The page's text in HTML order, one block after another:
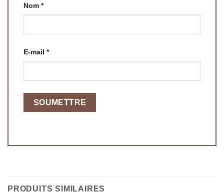
Nom *
E-mail *
PRODUITS SIMILAIRES